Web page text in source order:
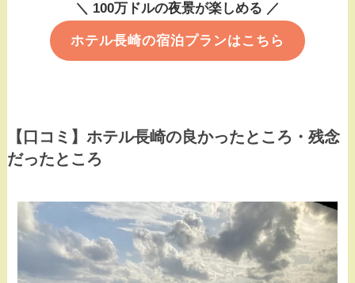
＼ 100万ドルの夜景が楽しめる ／
ホテル長崎の宿泊プランはこちら
【口コミ】ホテル長崎の良かったところ・残念
だったところ